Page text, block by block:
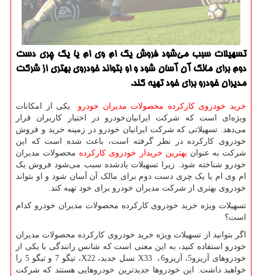
تسهیلات سبب می‌شود فروش یك ام وی ام یا یك چری دست
دوم برای مالك آن آسان شود و او بتواند خودروی بهتری از شركت
مدیران خودرو برای خود تهیه كند.
خرید خودروی کارکرده محصولات مدیران خودرو یکی از امکانات
ویژه‌ای است که شرکت ایرانیان‌خودرو در اختیار کاربران قرار
می‌دهد. تسهیلاتی که شرکت ایرانیان خودرو در زمینه خرید و فروش
خودروی کارکرده در نظر گرفته است، باعث شده است که این
شرکت به عنوان بهترین خریدار خودروی کارکرده محصولات مدیران
خودرو شناخته شود. زیرا تسهیلات یادشده سبب می‌شود فروش یک
ام وی ام یا یک چری دست دوم برای مالک آن آسان شود و او بتواند
خودروی بهتری از شرکت مدیران خودرو برای خود تهیه کند.
تسهیلات ویژه خرید خودروی کارکرده محصولات مدیران خودرو کدام
است؟
اگر بتوانید از تسهیلات ویژه خرید خودروی کارکرده محصولات مدیران
خودرو استفاده کنید، به این معنی است که شانس رانندگی با یکی از
خودروهای آریزو5، آریزو6،
X33 نسل جدید، X22
، تیگو 7 و تیگو 5 را
خواهید داشت. این خودروها جدیدترین خودروهایی هستند که شرکت